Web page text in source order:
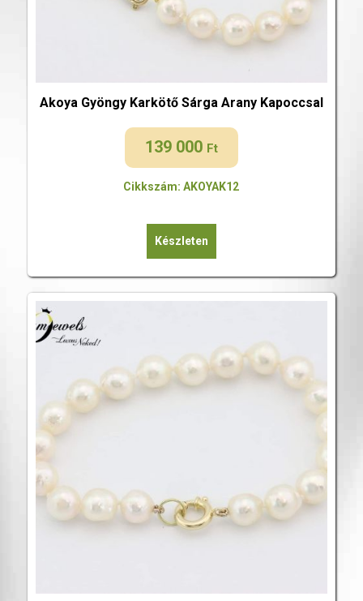
Akoya Gyöngy Karkötő Sárga Arany Kapoccsal
139 000 Ft
Cikkszám: AKOYAK12
Készleten